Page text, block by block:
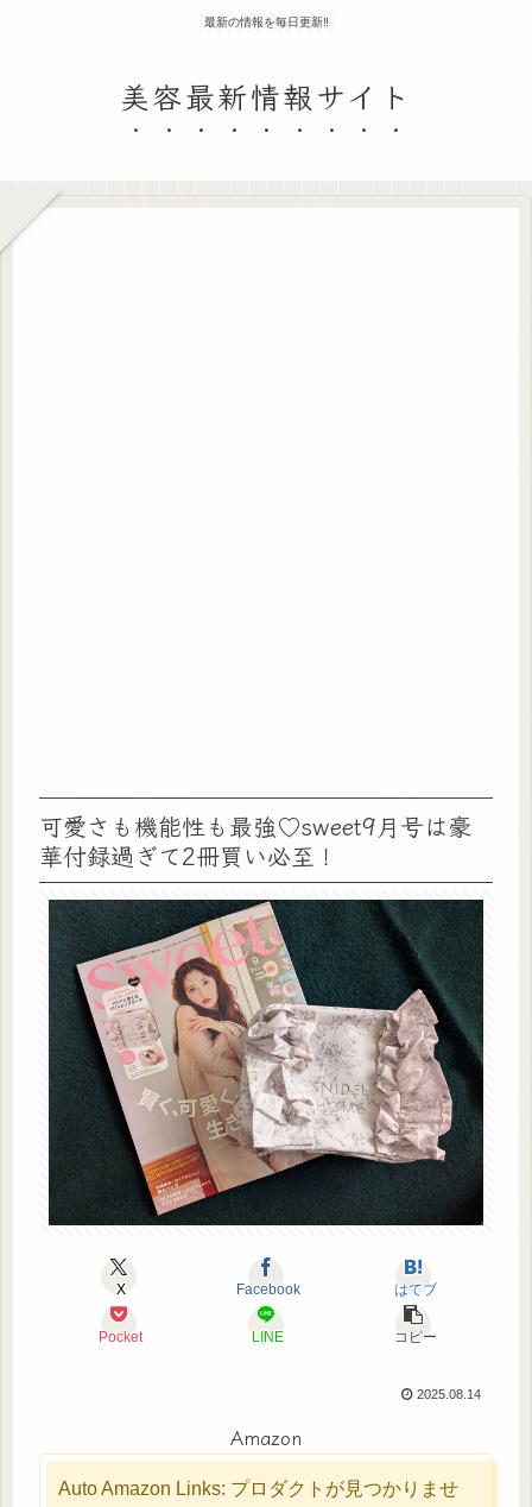
最新の情報を毎日更新‼
美容最新情報サイト
可愛さも機能性も最強♡sweet9月号は豪
華付録過ぎて2冊買い必至！
X Facebook はてブ
Pocket LINE コピー
2025.08.14
Amazon
Auto Amazon Links: プロダクトが見つかりませ